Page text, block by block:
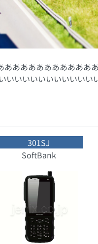
ああああああああああ
いいいいいいいいいいい
301SJ
SoftBank